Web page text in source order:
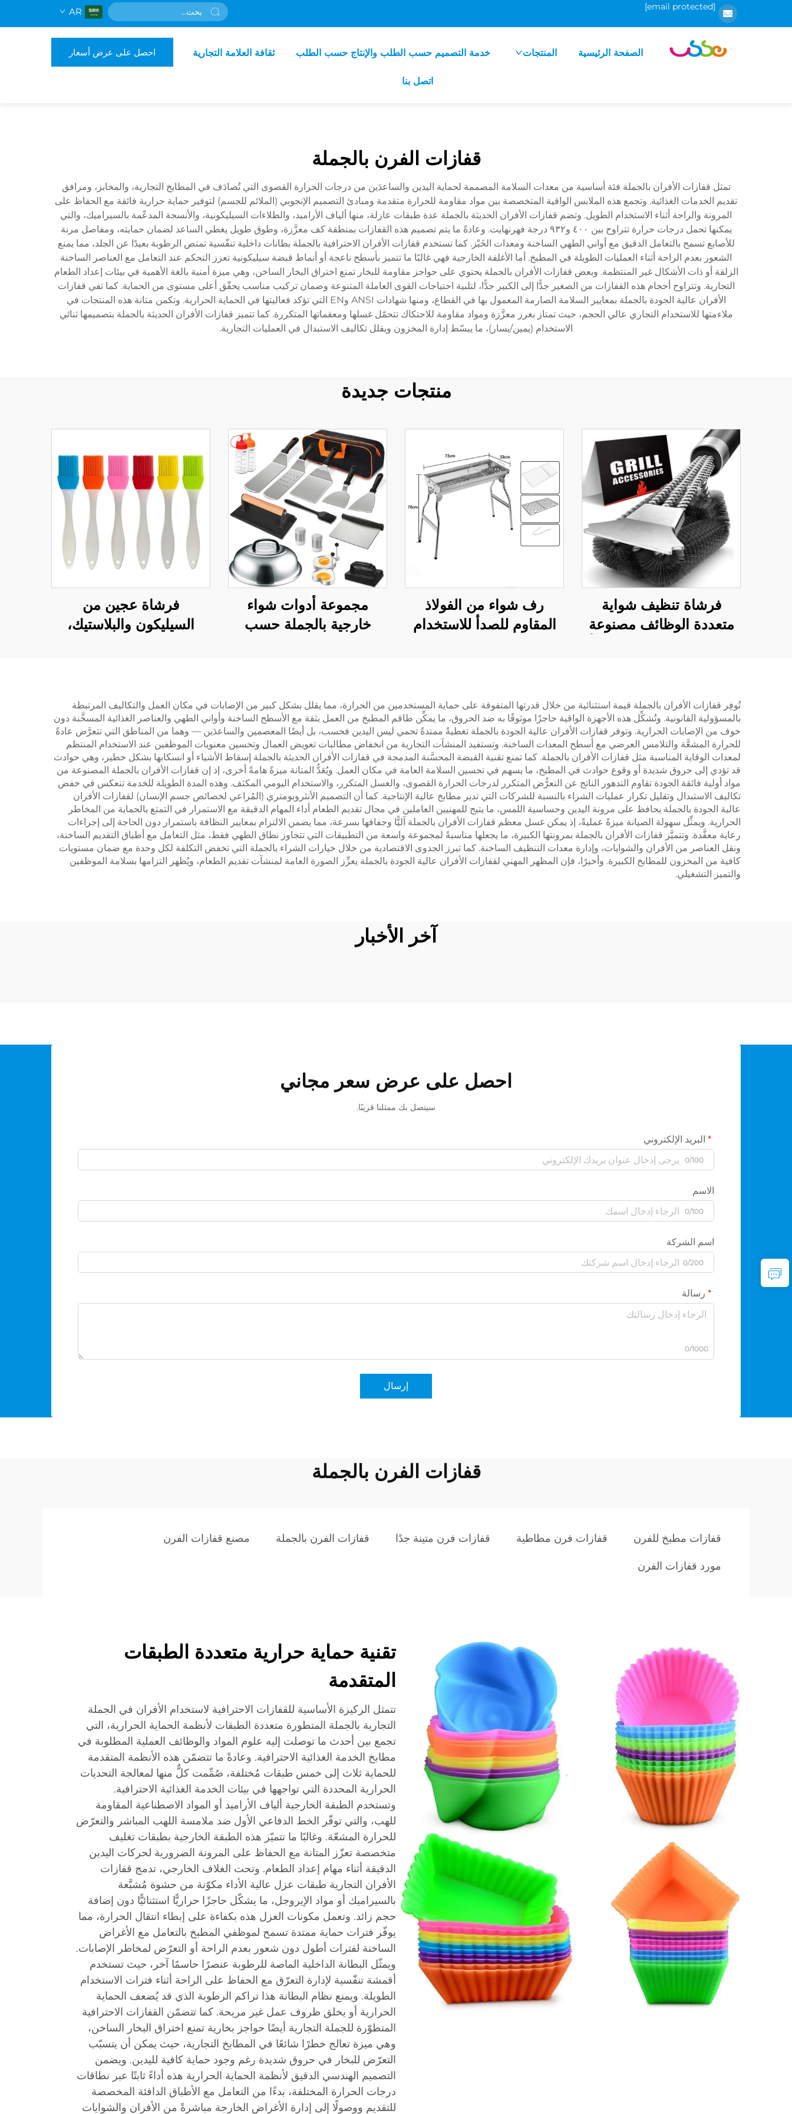
[email protected]
AR
الصفحة الرئيسية المنتجات خدمة التصميم حسب الطلب والإنتاج حسب الطلب ثقافة العلامة التجارية
اتصل بنا
احصل على عرض أسعار
قفازات الفرن بالجملة
تمثل قفازات الأفران بالجملة فئة أساسية من معدات السلامة المصممة لحماية اليدين والساعدَين من درجات الحرارة القصوى التي تُصادَف في المطابخ التجارية، والمخابز، ومرافق
تقديم الخدمات الغذائية. وتجمع هذه الملابس الواقية المتخصصة بين مواد مقاومة للحرارة متقدمة ومبادئ التصميم الإنجوبي (الملائم للجسم) لتوفير حماية حرارية فائقة مع الحفاظ على
المرونة والراحة أثناء الاستخدام الطويل. وتضم قفازات الأفران الحديثة بالجملة عدة طبقات عازلة، منها ألياف الأراميد، والطلاءات السيليكونية، والأنسجة المدعّمة بالسيراميك، والتي
يمكنها تحمل درجات حرارة تتراوح بين ٤٠٠ و٩٣٢ درجة فهرنهايت. وعادةً ما يتم تصميم هذه القفازات بمنطقة كف معزَّزة، وطوق طويل يغطي الساعد لضمان حمايته، ومفاصل مرنة
للأصابع تسمح بالتعامل الدقيق مع أواني الطهي الساخنة ومعدات الخَبْز. كما تستخدم قفازات الأفران الاحترافية بالجملة بطانات داخلية تنفّسية تمتص الرطوبة بعيدًا عن الجلد، مما يمنع
الشعور بعدم الراحة أثناء العمليات الطويلة في المطبخ. أما الأغلفة الخارجية فهي غالبًا ما تتميز بأسطح ناعجة أو أنماط قبضة سيليكونية تعزز التحكم عند التعامل مع العناصر الساخنة
الزلقة أو ذات الأشكال غير المنتظمة. وبعض قفازات الأفران بالجملة يحتوي على حواجز مقاومة للبخار تمنع اختراق البخار الساخن، وهي ميزة أمنية بالغة الأهمية في بيئات إعداد الطعام
التجارية. وتتراوح أحجام هذه القفازات من الصغير جدًّا إلى الكبير جدًّا، لتلبية احتياجات القوى العاملة المتنوعة وضمان تركيب مناسب يحقّق أعلى مستوى من الحماية. كما تفي قفازات
الأفران عالية الجودة بالجملة بمعايير السلامة الصارمة المعمول بها في القطاع، ومنها شهادات ANSI وEN التي تؤكد فعاليتها في الحماية الحرارية. وتكمن متانة هذه المنتجات في
ملاءمتها للاستخدام التجاري عالي الحجم، حيث تمتاز بغرز معزَّزة ومواد مقاومة للاحتكاك تتحمّل غسلها ومعقماتها المتكررة. كما تتميز قفازات الأفران الحديثة بالجملة بتصميمها ثنائي
الاستخدام (يمين/يسار)، ما يبسّط إدارة المخزون ويقلل تكاليف الاستبدال في العمليات التجارية.
منتجات جديدة
فرشاة تنظيف شواية
متعددة الوظائف مصنوعة
وأداة لتنظيف الشوايات
والأفران
رف شواء من الفولاذ
المقاوم للصدأ للاستخدام
النباتي، أدوات شواء خارجية
باستخدام الفحم النباتي
مجموعة أدوات شواء
خارجية بالجملة حسب
التيبانياكي
فرشاة عجين من
السيليكون والبلاستيك،
ودهن الأطعمة أثناء الطهي،
وأدوات مطبخية لوضع
الصلصات على الطعام
تُوفِر قفازات الأفران بالجملة قيمة استثنائية من خلال قدرتها المتفوقة على حماية المستخدمين من الحرارة، مما يقلل بشكل كبير من الإصابات في مكان العمل والتكاليف المرتبطة
بالمسؤولية القانونية. وتُشكِّل هذه الأجهزة الواقية حاجزًا موثوقًا به ضد الحروق، ما يمكِّن طاقم المطبخ من العمل بثقة مع الأسطح الساخنة وأواني الطهي والعناصر الغذائية المسخَّنة دون
خوف من الإصابات الحرارية. وتوفر قفازات الأفران عالية الجودة بالجملة تغطيةً ممتدةً تحمي ليس اليدين فحسب، بل أيضًا المعصمين والساعدَين — وهما من المناطق التي تتعرَّض عادةً
للحرارة المشعَّة والتلامس العرضي مع أسطح المعدات الساخنة. وتستفيد المنشآت التجارية من انخفاض مطالبات تعويض العمال وتحسين معنويات الموظفين عند الاستخدام المنتظم
لمعدات الوقاية المناسبة مثل قفازات الأفران بالجملة. كما تمنع تقنية القبضة المحسَّنة المدمجة في قفازات الأفران الحديثة بالجملة إسقاط الأشياء أو انسكابها بشكل خطير، وهي حوادث
قد تؤدي إلى حروق شديدة أو وقوع حوادث في المطبخ، ما يسهم في تحسين السلامة العامة في مكان العمل. ويُعَدُّ المتانة ميزةً هامةً أخرى، إذ إن قفازات الأفران بالجملة المصنوعة من
مواد أولية فائقة الجودة تقاوم التدهور الناتج عن التعرُّض المتكرر لدرجات الحرارة القصوى، والغسل المتكرر، والاستخدام اليومي المكثف. وهذه المدة الطويلة للخدمة تنعكس في خفض
تكاليف الاستبدال وتقليل تكرار عمليات الشراء بالنسبة للشركات التي تدير مطابخ عالية الإنتاجية. كما أن التصميم الأنثروبومتري (المُراعي لخصائص جسم الإنسان) لقفازات الأفران
عالية الجودة بالجملة يحافظ على مرونة اليدين وحساسية اللمس، ما يتيح للمهنيين العاملين في مجال تقديم الطعام أداء المهام الدقيقة مع الاستمرار في التمتع بالحماية من المخاطر
الحرارية. ويمثِّل سهولة الصيانة ميزةً عمليةً، إذ يمكن غسل معظم قفازات الأفران بالجملة آليًّا وجفافها بسرعة، مما يضمن الالتزام بمعايير النظافة باستمرار دون الحاجة إلى إجراءات
رعاية معقَّدة. وتتميَّز قفازات الأفران بالجملة بمرونتها الكبيرة، ما يجعلها مناسبةً لمجموعة واسعة من التطبيقات التي تتجاوز نطاق الطهي فقط، مثل التعامل مع أطباق التقديم الساخنة،
ونقل العناصر من الأفران والشوايات، وإدارة معدات التنظيف الساخنة. كما تبرز الجدوى الاقتصادية من خلال خيارات الشراء بالجملة التي تخفض التكلفة لكل وحدة مع ضمان مستويات
كافية من المخزون للمطابخ الكبيرة. وأخيرًا، فإن المظهر المهني لقفازات الأفران عالية الجودة بالجملة يعزِّز الصورة العامة لمنشآت تقديم الطعام، ويُظهر التزامها بسلامة الموظفين
والتميز التشغيلي.
آخر الأخبار
احصل على عرض سعر مجاني
سيتصل بك ممثلنا قريبًا.
البريد الإلكتروني
0/100
الاسم
0/100
اسم الشركة
0/200
رسالة
0/1000
إرسال
قفازات الفرن بالجملة
قفازات مطبخ للفرن قفازات فرن مطاطية قفازات فرن متينة جدًا قفازات الفرن بالجملة مصنع قفازات الفرن
مورد قفازات الفرن
تقنية حماية حرارية متعددة الطبقات
المتقدمة
تتمثل الركيزة الأساسية للقفازات الاحترافية لاستخدام الأفران في الجملة
التجارية بالجملة المتطورة متعددة الطبقات لأنظمة الحماية الحرارية، التي
تجمع بين أحدث ما توصلت إليه علوم المواد والوظائف العملية المطلوبة في
مطابخ الخدمة الغذائية الاحترافية. وعادةً ما تتضمّن هذه الأنظمة المتقدمة
للحماية ثلاث إلى خمس طبقات مُختلفة، صُمِّمت كلٌّ منها لمعالجة التحديات
الحرارية المحددة التي تواجهها في بيئات الخدمة الغذائية الاحترافية.
وتستخدم الطبقة الخارجية ألياف الأراميد أو المواد الاصطناعية المقاومة
للهب، والتي توفّر الخط الدفاعي الأول ضد ملامسة اللهب المباشر والتعرّض
للحرارة المشعّة. وغالبًا ما تتميّز هذه الطبقة الخارجية بطبقات تغليف
متخصصة تعزّز المتانة مع الحفاظ على المرونة الضرورية لحركات اليدين
الدقيقة أثناء مهام إعداد الطعام. وتحت الغلاف الخارجي، تدمج قفازات
الأفران التجارية طبقات عزل عالية الأداء مكوّنة من حشوة مُشبَّعة
بالسيراميك أو مواد الإيروجل، ما يشكّل حاجزًا حراريًّا استثنائيًّا دون إضافة
حجم زائد. وتعمل مكونات العزل هذه بكفاءة على إبطاء انتقال الحرارة، مما
يوفّر فترات حماية ممتدة تسمح لموظفي المطبخ بالتعامل مع الأغراض
الساخنة لفترات أطول دون شعور بعدم الراحة أو التعرّض لمخاطر الإصابات.
ويمثّل البطانة الداخلية الماصة للرطوبة عنصرًا حاسمًا آخر، حيث تستخدم
أقمشة تنفّسية لإدارة التعرّق مع الحفاظ على الراحة أثناء فترات الاستخدام
الطويلة. ويمنع نظام البطانة هذا تراكم الرطوبة الذي قد يُضعف الحماية
الحرارية أو يخلق ظروف عمل غير مريحة. كما تتضمّن القفازات الاحترافية
المتطوّرة للجملة التجارية أيضًا حواجز بخارية تمنع اختراق البخار الساخن،
وهي ميزة تعالج خطرًا شائعًا في المطابخ التجارية، حيث يمكن أن يتسبّب
التعرّض للبخار في حروق شديدة رغم وجود حماية كافية لليدين. ويضمن
التصميم الهندسي الدقيق لأنظمة الحماية الحرارية هذه أداءً ثابتًا عبر نطاقات
درجات الحرارة المختلفة، بدءًا من التعامل مع الأطباق الدافئة المخصصة
للتقديم ووصولًا إلى إدارة الأغراض الخارجة مباشرةً من الأفران والشوايات